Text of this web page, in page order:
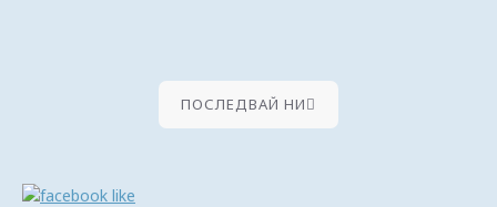
ПОСЛЕДВАЙ НИ